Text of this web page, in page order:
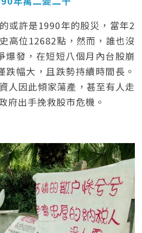
或許是1990年的股災，當年2
高位12682點，然而，誰也沒
爆發，在短短八個月內台股崩
跌幅大，且跌勢持續時間長。
人因此傾家蕩產，甚至有人走
府出手挽救股市危機。